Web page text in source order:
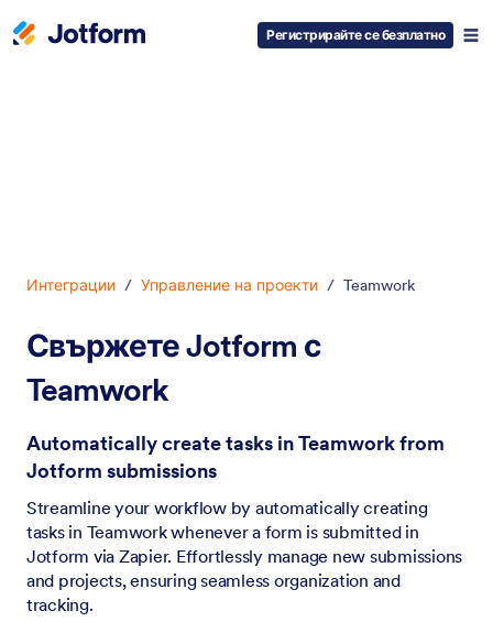
Регистрирайте се безплатно
Интеграции / Управление на проекти / Teamwork
Свържете Jotform с
Teamwork
Automatically create tasks in Teamwork from
Jotform submissions
Streamline your workflow by automatically creating
tasks in Teamwork whenever a form is submitted in
Jotform via Zapier. Effortlessly manage new submissions
and projects, ensuring seamless organization and
tracking.